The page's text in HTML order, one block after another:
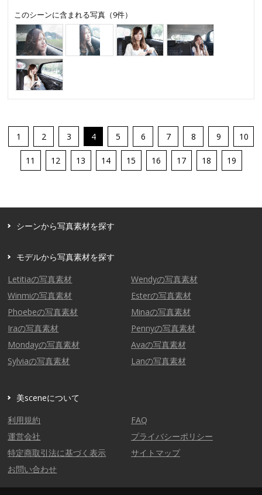
このシーンに含まれる写真（9件）
1 2 3 4 5 6 7 8 9 10
11 12 13 14 15 16 17 18 19
シーンから写真素材を探す
モデルから写真素材を探す
Letitiaの写真素材
Wendyの写真素材
Winmiの写真素材
Esterの写真素材
Phoebeの写真素材
Minaの写真素材
Iraの写真素材
Pennyの写真素材
Mondayの写真素材
Avaの写真素材
Sylviaの写真素材
Lanの写真素材
美sceneについて
利用規約
FAQ
運営会社
プライバシーポリシー
特定商取引法に基づく表示
サイトマップ
お問い合わせ